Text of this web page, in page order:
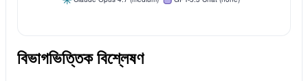
বিভাগভিত্তিক বিশ্লেষণ